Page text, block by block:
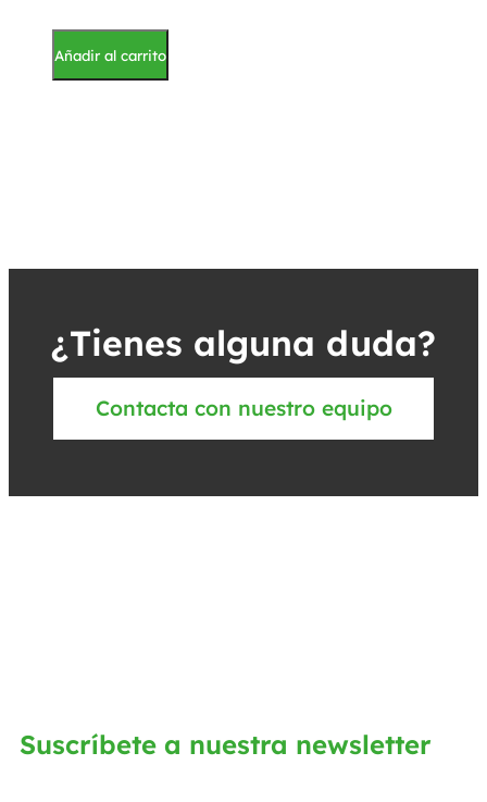
Añadir al carrito
¿Tienes alguna duda?
Contacta con nuestro equipo
Suscríbete a nuestra newsletter